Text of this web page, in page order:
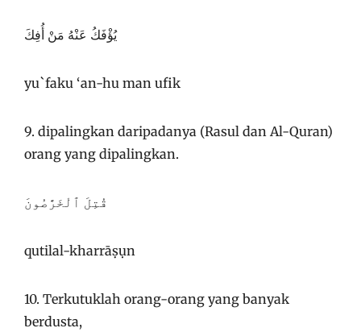
يُؤْفَكُ عَنْهُ مَنْ أُفِكَ
yu`faku ‘an-hu man ufik
9. dipalingkan daripadanya (Rasul dan Al-Quran)
orang yang dipalingkan.
قُتِلَ ٱلْخَرَّٰصُونَ
qutilal-kharrāṣụn
10. Terkutuklah orang-orang yang banyak
berdusta,